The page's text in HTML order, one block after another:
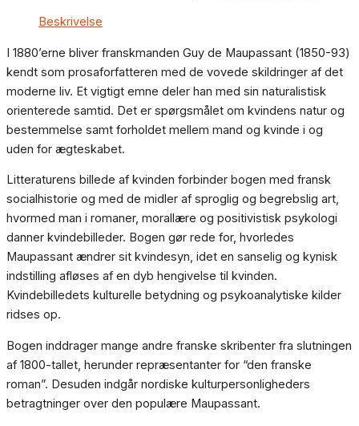
Beskrivelse
I 1880’erne bliver franskmanden Guy de Maupassant (1850-93)
kendt som prosaforfatteren med de vovede skildringer af det
moderne liv. Et vigtigt emne deler han med sin naturalistisk
orienterede samtid. Det er spørgsmålet om kvindens natur og
bestemmelse samt forholdet mellem mand og kvinde i og
uden for ægteskabet.
Litteraturens billede af kvinden forbinder bogen med fransk
socialhistorie og med de midler af sproglig og begrebslig art,
hvormed man i romaner, morallære og positivistisk psykologi
danner kvindebilleder. Bogen gør rede for, hvorledes
Maupassant ændrer sit kvindesyn, idet en sanselig og kynisk
indstilling afløses af en dyb hengivelse til kvinden.
Kvindebilledets kulturelle betydning og psykoanalytiske kilder
ridses op.
Bogen inddrager mange andre franske skribenter fra slutningen
af 1800-tallet, herunder repræsentanter for “den franske
roman”. Desuden indgår nordiske kulturpersonligheders
betragtninger over den populære Maupassant.